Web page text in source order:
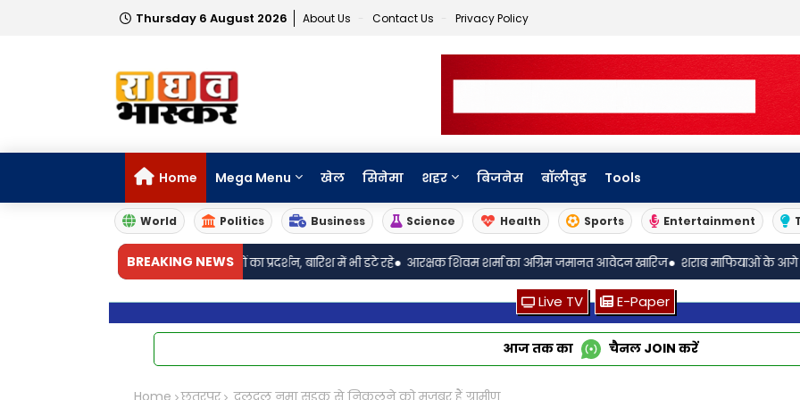
Thursday 6 August 2026 About Us Contact Us Privacy Policy
Home Mega Menu खेल सिनेमा शहर बिजनेस बॉलीवुड Tools
World Politics Business Science Health Sports Entertainment
BREAKING NEWS
प्रधान के इस्तीफे की मांग को लेकर युवाओं का प्रदर्शन, बारिश में भी डटे रहे• आरक्षक शिवम शर्मा का अग्रिम जमानत आवेदन खारिज• शराब माफियाओं के आगे
Live TV E-Paper
आज तक का चैनल JOIN करें
Home छतरपुर दलदल नुमा सड़क से निकलने को मजबूर हैं ग्रामीण